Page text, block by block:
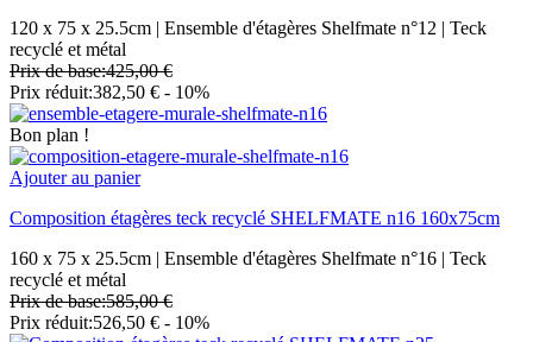
120 x 75 x 25.5cm | Ensemble d'étagères Shelfmate n°12 | Teck
recyclé et métal
Prix de base:425,00 €
Prix réduit:382,50 € - 10%
Bon plan !
Ajouter au panier
Composition étagères teck recyclé SHELFMATE n16 160x75cm
160 x 75 x 25.5cm | Ensemble d'étagères Shelfmate n°16 | Teck
recyclé et métal
Prix de base:585,00 €
Prix réduit:526,50 € - 10%